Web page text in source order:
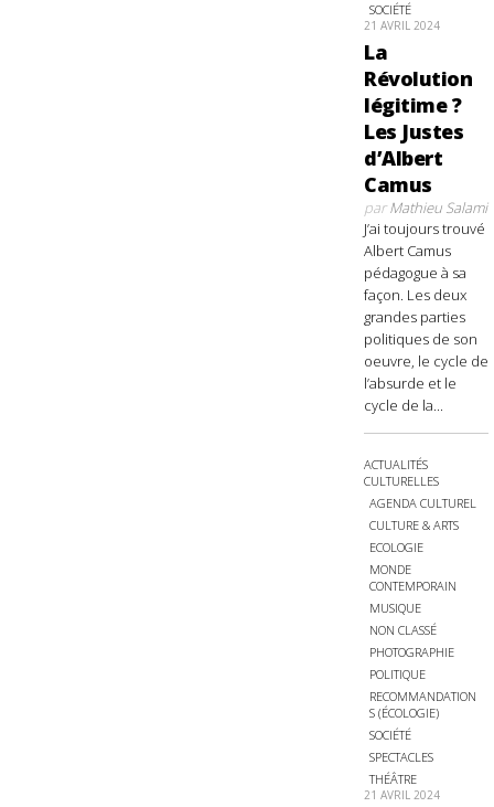
SOCIÉTÉ
21 AVRIL 2024
La
Révolution
légitime ?
Les Justes
d’Albert
Camus
parMathieu Salami
J’ai toujours trouvé
Albert Camus
pédagogue à sa
façon. Les deux
grandes parties
politiques de son
oeuvre, le cycle de
l’absurde et le
cycle de la...
ACTUALITÉS
CULTURELLES
AGENDA CULTUREL
CULTURE & ARTS
ECOLOGIE
MONDE
CONTEMPORAIN
MUSIQUE
NON CLASSÉ
PHOTOGRAPHIE
POLITIQUE
RECOMMANDATION
S (ÉCOLOGIE)
SOCIÉTÉ
SPECTACLES
THÉÂTRE
21 AVRIL 2024